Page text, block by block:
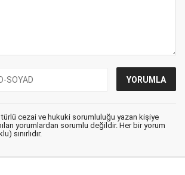
türlü cezai ve hukuki sorumluluğu yazan kişiye
yorumlardan sorumlu değildir. Her bir yorum
sınırlıdır.